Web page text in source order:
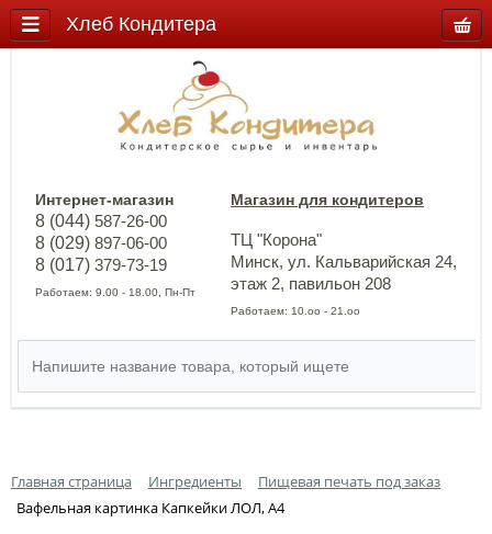
Интернет-магазин
8 (044) 587-26-00
8 (029) 897-06-00
8 (017) 379-73-19
Работаем: 9.00 - 18.00, Пн-Пт
Магазин для кондитеров
ТЦ "Корона"
Минск, ул. Кальварийская 24,
этаж 2, павильон 208
Работаем: 10.оо - 21.оо
Главная страница Ингредиенты
Пищевая печать под заказ
Вафельная картинка Капкейки ЛОЛ, А4
Хлеб Кондитера